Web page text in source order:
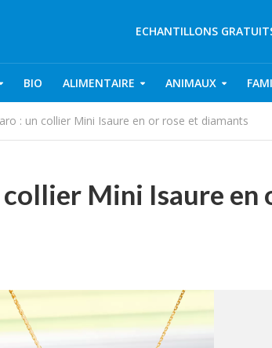
ECHANTILLONS
BIO ALIMENTAIRE ANIMAUX
: un collier Mini Isaure en or rose et diamants
Mini Isaure en